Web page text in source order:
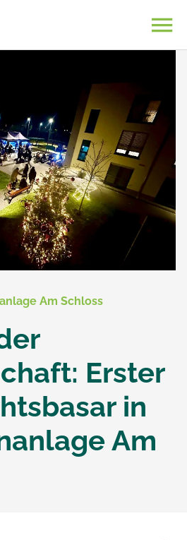
Am Schloss
Erster
in
Am